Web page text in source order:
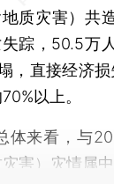
灾害）共造
踪，50.5万
，直接经济损
以上。
来看，与
害）灾情属中